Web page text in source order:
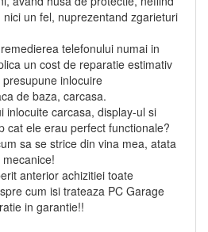
un fel, nuprezentand zgarieturi
telefonului numai in
un cost de reparatie estimativ
inlocuire
de baza, carcasa.
inlocuite carcasa, display-ul si
cat ele erau perfect functionale?
sa se strice din vina mea, atata
anterior achizitiei toate
cum isi trateaza PC Garage
in garantie!!